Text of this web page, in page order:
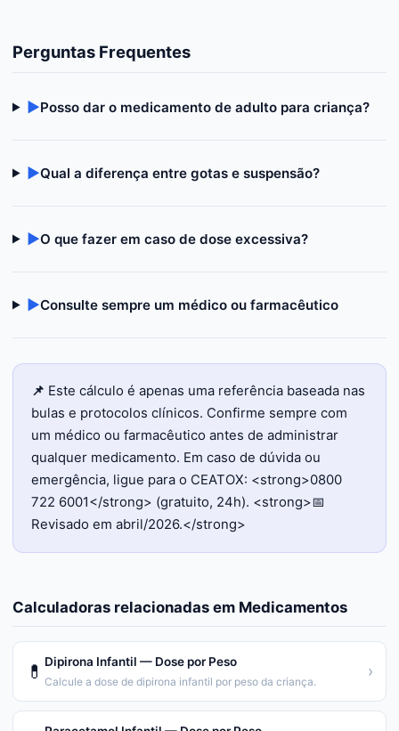
Perguntas Frequentes
▶Posso dar o medicamento de adulto para criança?
▶Qual a diferença entre gotas e suspensão?
▶O que fazer em caso de dose excessiva?
▶Consulte sempre um médico ou farmacêutico
📌 Este cálculo é apenas uma referência baseada nas
bulas e protocolos clínicos. Confirme sempre com
um médico ou farmacêutico antes de administrar
qualquer medicamento. Em caso de dúvida ou
emergência, ligue para o CEATOX: <strong>0800
722 6001</strong> (gratuito, 24h). <strong>📅
Revisado em abril/2026.</strong>
Calculadoras relacionadas em Medicamentos
💊 Dipirona Infantil — Dose por Peso
Calcule a dose de dipirona infantil por peso da criança.
›